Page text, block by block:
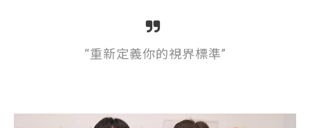
“重新定義你的視界標準”